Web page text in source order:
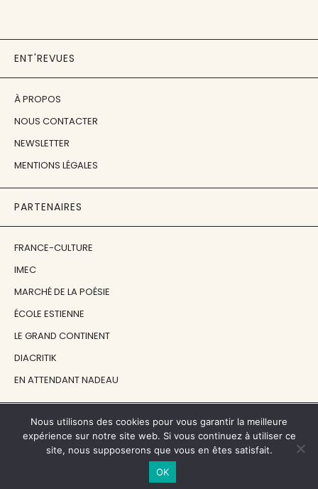
ENT'REVUES
À PROPOS
NOUS CONTACTER
NEWSLETTER
MENTIONS LÉGALES
PARTENAIRES
FRANCE-CULTURE
IMEC
MARCHÉ DE LA POÉSIE
ÉCOLE ESTIENNE
LE GRAND CONTINENT
DIACRITIK
EN ATTENDANT NADEAU
NOS SOUTIENS
Nous utilisons des cookies pour vous garantir la meilleure
expérience sur notre site web. Si vous continuez à utiliser ce
site, nous supposerons que vous en êtes satisfait.
OK